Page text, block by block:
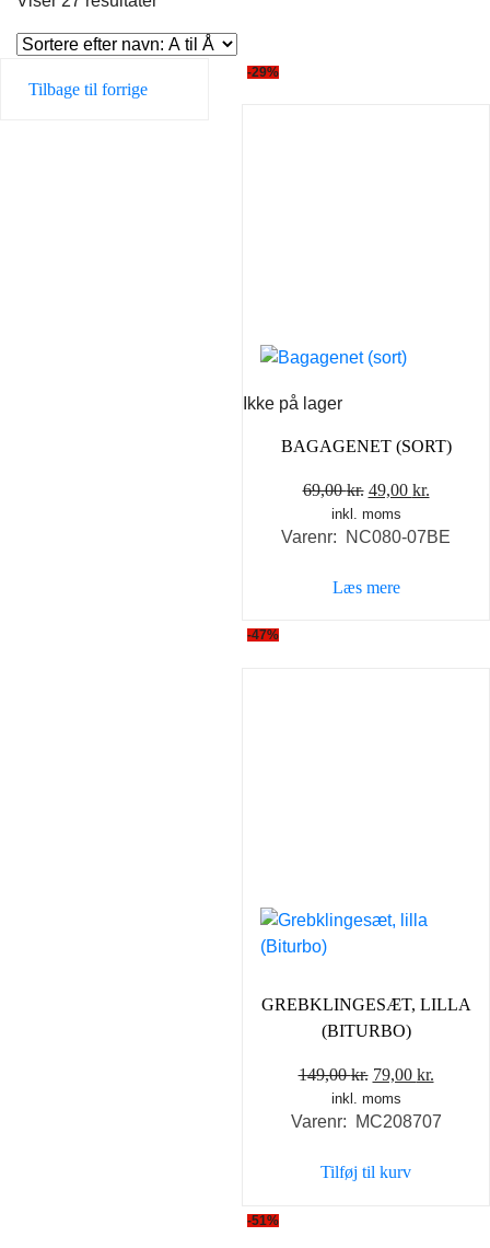
Tilbage til forrige
-29%
Ikke på lager
BAGAGENET (SORT)
69,00kr. Den
oprindelige
pris
69,00 kr..
49,00 kr.
pris
inkl. moms
Varenr: NC080-07BE
Læs mere
-47%
GREBKLINGESÆT, LILLA
(BITURBO)
149,00kr. Den
oprindelige
pris
149,00 kr..
79,00 kr.
pris
inkl. moms
Varenr: MC208707
Tilføj til kurv
-51%